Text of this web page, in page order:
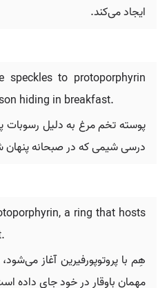
ایجاد می‌کند.
to protoporphyrin
hiding in breakfast.
پوسته تخم مرغ به دلیل رسوبات
درسی شیمی که در صبحانه
a ring that hosts
هِم با پروتوپورفیرین آغاز
مهمان باوقار در خود جای داده